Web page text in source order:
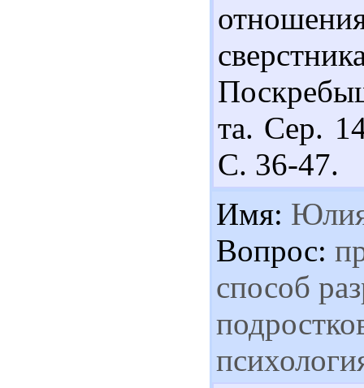
та. Сер.
С. 36-47.
Имя:
Вопрос:
способ